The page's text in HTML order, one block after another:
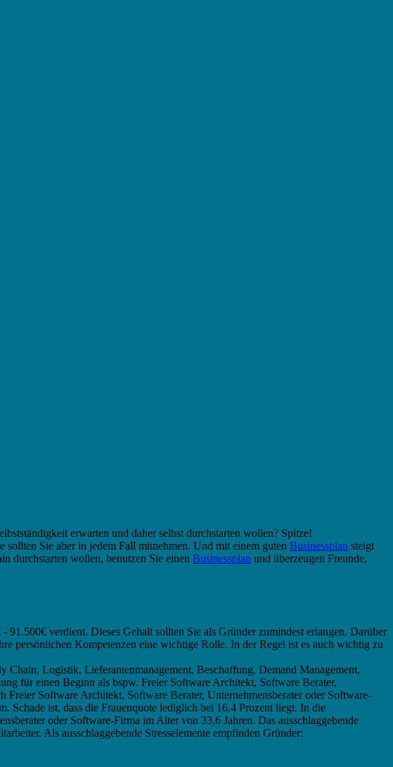
erwarten und daher selbst durchstarten wollen? Spitze!
sollten Sie aber in jedem Fall mitnehmen. Und mit einem guten Businessplan steigt
durchstarten wollen, benutzen Sie einen Businessplan und überzeugen Freunde,
verdient. Dieses Gehalt sollten Sie als Gründer zumindest erlangen. Darüber
persönlichen Kompetenzen eine wichtige Rolle. In der Regel ist es auch wichtig zu
Logistik, Lieferantenmanagement, Beschaffung, Demand Management,
für einen Beginn als bspw. Freier Software Architekt, Software Berater,
Software Architekt, Software Berater, Unternehmensberater oder Software-
Schade ist, dass die Frauenquote lediglich bei 16,4 Prozent liegt. In die
oder Software-Firma im Alter von 33,6 Jahren. Das ausschlaggebende
Als ausschlaggebende Stresselemente empfinden Gründer: